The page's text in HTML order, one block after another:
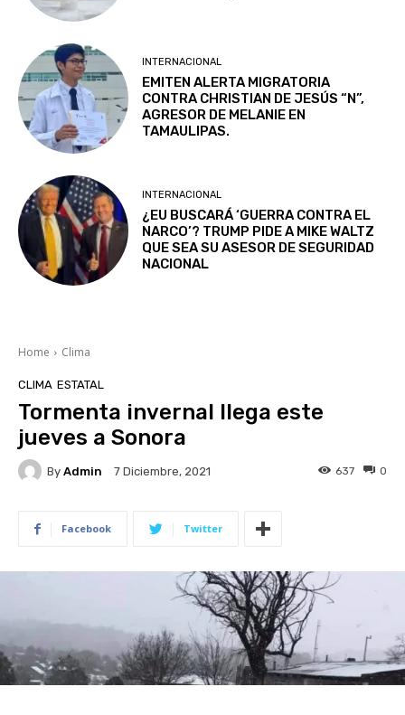
INTERNACIONAL
EMITEN ALERTA MIGRATORIA
CONTRA CHRISTIAN DE JESÚS “N”,
AGRESOR DE MELANIE EN
TAMAULIPAS.
INTERNACIONAL
¿EU BUSCARÁ ‘GUERRA CONTRA EL
NARCO’? TRUMP PIDE A MIKE WALTZ
QUE SEA SU ASESOR DE SEGURIDAD
NACIONAL